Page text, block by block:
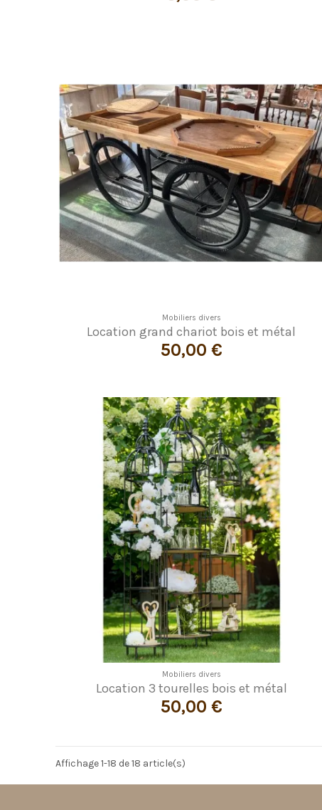
Mobiliers divers
Location grand chariot bois et métal
50,00 €
Mobiliers divers
Location 3 tourelles bois et métal
50,00 €
Affichage 1-18 de 18 article(s)